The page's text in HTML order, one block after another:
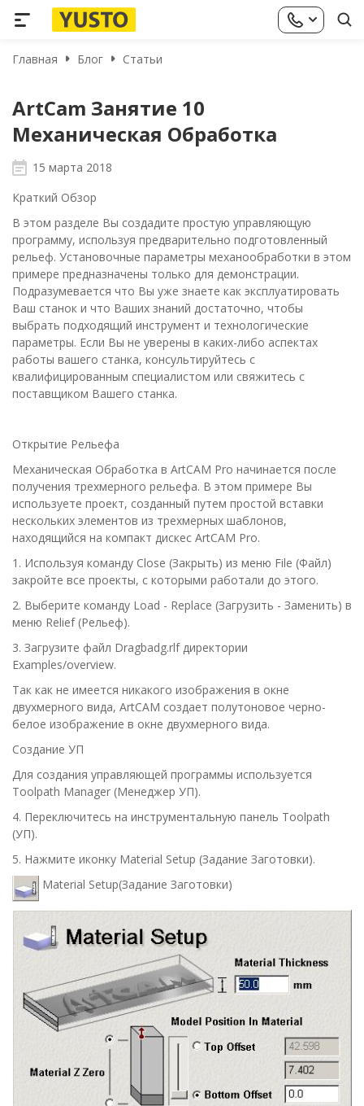
Главная Блог Статьи
ArtCam Занятие 10
Механическая Обработка
15 марта 2018
Краткий Обзор
В этом разделе Вы создадите простую управляющую
программу, используя предварительно подготовленный
рельеф. Установочные параметры механообработки в этом
примере предназначены только для демонстрации.
Подразумевается что Вы уже знаете как эксплуатировать
Ваш станок и что Ваших знаний достаточно, чтобы
выбрать подходящий инструмент и технологические
параметры. Если Вы не уверены в каких-либо аспектах
работы вашего станка, консультируйтесь с
квалифицированным специалистом или свяжитесь с
поставщиком Вашего станка.
Открытие Рельефа
Механическая Обработка в ArtCAM Pro начинается после
получения трехмерного рельефа. В этом примере Вы
используете проект, созданный путем простой вставки
нескольких элементов из трехмерных шаблонов,
находящийся на компакт дискес ArtCAM Pro.
1. Используя команду Close (Закрыть) из меню File (Файл)
закройте все проекты, с которыми работали до этого.
2. Выберите команду Load - Replace (Загрузить - Заменить) в
меню Relief(Рельеф).
3. Загрузите файл Dragbadg.rlfдиректории
Examples/overview.
Так как не имеется никакого изображения в окне
двухмерного вида, АrtСАМ создает полутоновое черно-
белое изображение в окне двухмерного вида.
Создание УП
Для создания управляющей программы используется
Toolpath Manager (Менеджер УП).
4. Переключитесь на инструментальную панель Toolpath
(УП).
5. Нажмите иконку Material Setup (Задание Заготовки).
Material Setup(Задание Заготовки)